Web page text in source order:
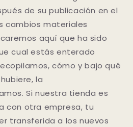
de su publicación en el
cambios materiales
aquí que ha sido
cual estás enterado
cómo y bajo qué
la
Si nuestra tienda es
con otra empresa, tu
transferida a los nuevos